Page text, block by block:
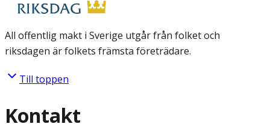
All offentlig makt i Sverige utgår från folket och
riksdagen är folkets främsta företrädare.
Till toppen
Kontakt